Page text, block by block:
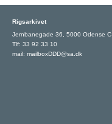
Rigsarkivet
Jernbanegade 36, 5000 Odense C
Tlf: 33 92 33 10
mail: mailboxDDD@sa.dk